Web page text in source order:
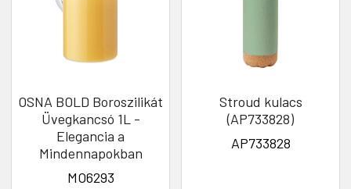
OSNA BOLD Boroszilikát
Üvegkancsó 1L -
Elegancia a
Mindennapokban
MO6293
Stroud kulacs
(AP733828)
AP733828